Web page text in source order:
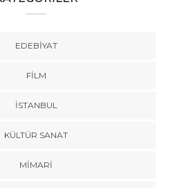
EDEBIYAT
FILM
İSTANBUL
KÜLTÜR SANAT
MIMARI